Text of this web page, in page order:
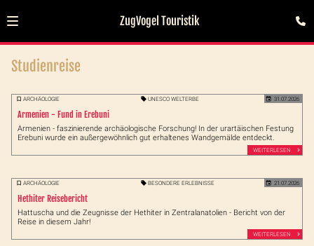
ZugVogel Touristik
Studienreise
ARCHÄOLOGIE UNESCO WELTERBE 31.07.2026
Armenien - Fund in Erebuni
Armenien - faszinierende archäologische Forschung! In der urartäischen Festung
Erebuni wurde ein außergewöhnlich gut erhaltenes Wandgemälde entdeckt.
WEITERLESEN
ARCHÄOLOGIE BESONDERE ERLEBNISSE 21.07.2026
Hethiter Reisebericht
Hattuscha und die Zeugnisse der Hethiter in Zentralanatolien - Bericht von der
Reise in diesem Jahr!
WEITERLESEN